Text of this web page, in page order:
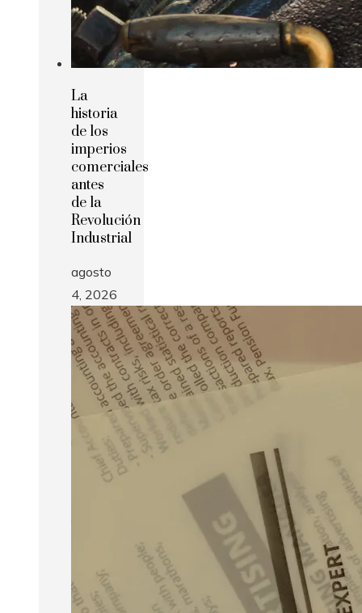
La
historia
de los
imperios
comerciales
antes
de la
Revolución
Industrial
agosto
4, 2026